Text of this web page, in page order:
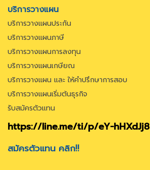
บริการวางแผน
บริการวางแผนประกัน
บริการวางแผนภาษี
บริการวางแผนการลงทุน
บริการวางแผนเกษียณ
บริการวางแผน และ ให้คำปรึกษาการสอบ
บริการวางแผนเริ่มต้นธุรกิจ
รับสมัครตัวแทน
https://line.me/ti/p/eY-hHXdJj8
สมัครตัวแทน คลิก!!